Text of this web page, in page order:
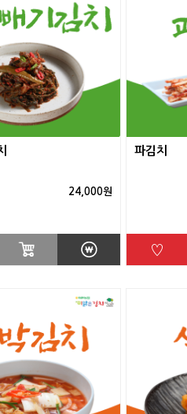
24,000원
파김치
♡